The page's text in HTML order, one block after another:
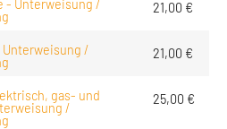
- Unterweisung /
21,00 €
/
21,00 €
gas- und
/
25,00 €